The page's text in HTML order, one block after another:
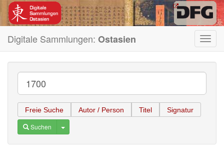
Digitale Sammlungen: Ostasien
Freie Suche Autor / Person Titel Signatur
Suchen Toggle Dropdown